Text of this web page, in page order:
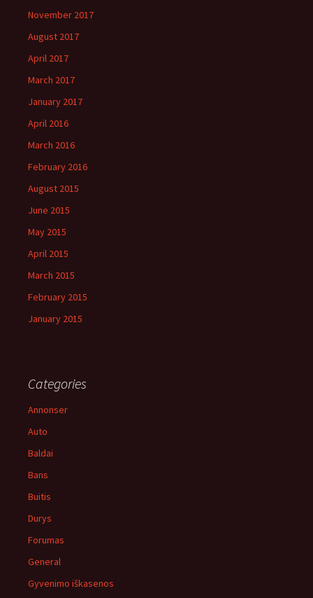
November 2017
August 2017
April 2017
March 2017
January 2017
April 2016
March 2016
February 2016
August 2015
June 2015
May 2015
April 2015
March 2015
February 2015
January 2015
Categories
Annonser
Auto
Baldai
Bans
Buitis
Durys
Forumas
General
Gyvenimo iškasenos